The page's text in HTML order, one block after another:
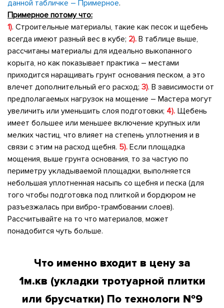
данной табличке – Примерное.
Примерное потому что:
1). Строительные материалы, такие как песок и щебень
всегда имеют разный вес в кубе; 2). В таблице выше,
рассчитаны материалы для идеально выкопанного
корыта, но как показывает практика – местами
приходится наращивать грунт основания песком, а это
влечет дополнительный его расход; 3). В зависимости от
предполагаемых нагрузок на мощение – Мастера могут
увеличить или уменьшить слоя подготовки; 4). Щебень
имеет большее или меньшее включение крупных или
мелких частиц, что влияет на степень уплотнения и в
связи с этим на расход щебня. 5). Если площадка
мощения, выше грунта основания, то за частую по
периметру укладываемой площадки, выполняется
небольшая уплотненная насыпь со щебня и песка (для
того чтобы подготовка под плиткой и бордюром не
разъезжалась при вибро-трамбовании слоев).
Рассчитывайте на то что материалов, может
понадобится чуть больше.
Что именно входит в цену за
1м.кв (укладки тротуарной плитки
или брусчатки) По технологи №9